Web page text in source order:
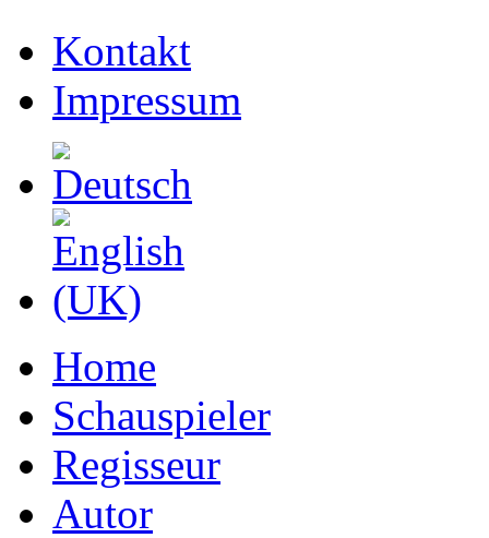
Kontakt
Impressum
Home
Schauspieler
Regisseur
Autor